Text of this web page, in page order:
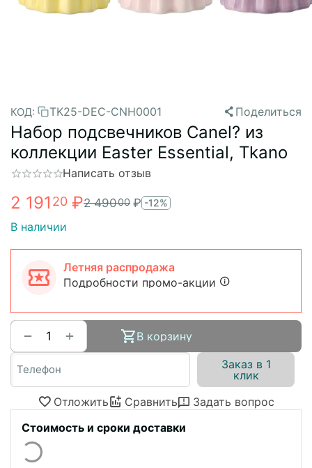
КОД: TK25-DEC-CNH0001 Поделиться
Набор подcвечников Canel? из
коллекции Easter Essential, Tkano
Написать отзыв
2 191 20 ₽2 49000 ₽ -12%
В наличии
Летняя распродажа
Подробности промо-акции
+
−
В корзину
Заказ в 1
клик
Отложить
Сравнить
Задать вопрос
Стоимость и сроки доставки